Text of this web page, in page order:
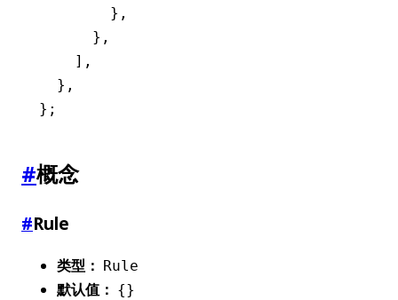
        }
,
      }
,
    ]
,
  }
,
};
#概念
#Rule
类型： Rule
默认值： {}